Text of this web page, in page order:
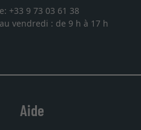
+33 9 73 03 61 38
vendredi : de 9 h à 17 h
Aide